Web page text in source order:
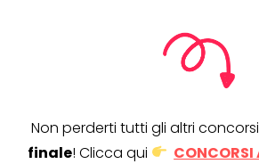
Non perderti tutti gli altri
finale! Clicca qui
CONCORSI